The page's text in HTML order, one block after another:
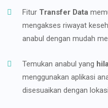
Fitur Transfer Data
mengakses riwayat
anabul dengan mudah
Temukan anabul yang
menggunakan aplikasi
disesuaikan dengan